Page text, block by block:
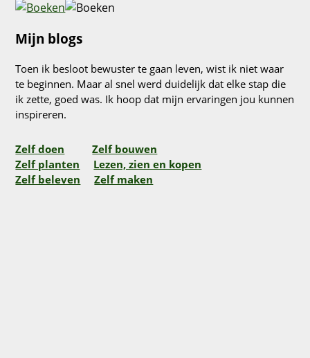
Mijn blogs
Toen ik besloot bewuster te gaan leven, wist ik niet waar
te beginnen. Maar al snel werd duidelijk dat elke stap die
ik zette, goed was. Ik hoop dat mijn ervaringen jou kunnen
inspireren.
Zelf doen
Zelf bouwen
Zelf planten
Lezen, zien en kopen
Zelf beleven
Zelf maken